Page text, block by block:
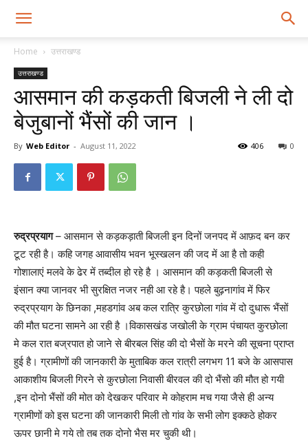
Home उत्तराखण्ड
उत्तराखण्ड
आसमान की कड़कती बिजली ने ली दो
बेजुबानों भैंसों की जान ।
By Web Editor - August 11, 2022 0
406
रुद्रप्रयाग– आसमान से कड़कड़ाती बिजली इन दिनों जनपद में आफ़द बन कर
टूट रही है। कहि जगह आवासीय भवन भूस्खलन की जद में आ है तो कही
गोशालाएं मलवे के ढेर में तब्दील हो रहे है । आसमान की कड़कती बिजली से
इंसान क्या जानवर भी सुरक्षित नजर नही आ रहे है। पहले बुढ़नागांव में फिर
रुद्रप्रयाग के छिनका ,महडगांव अब कल रात्रि कुरछोला गांव में दो दुधारू भैंसों
की मौत घटना सामने आ रही है ।विकासखंड जखोली के ग्राम पंचायत कुरछोला
मे कल रात बज्रपात हो जाने से बीरबल सिंह की दो भैसों के मरने की सूचना प्राप्त
हुई है। ग्रामीणों की जानकारी के मुताबिक कल रात्री लगभग 11 बजे के आसपास
आकाशीय बिजली गिरने से कुरछोला निवासी बीरवल की दो भैंसो की मौत हो गयी
,इन दोनो भैंसों की मोत को देखकर परिवार मे कोहराम मच गया जैसे ही अन्य
ग्रामीणों को इस घटना की जानकारी मिली तो गांव के सभी लोग इक्कठे होकर
ऊपर छानी मे गये तो तब तक दोनो भैस मर चुकी थी।